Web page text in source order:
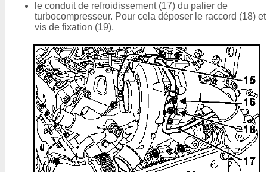
le conduit de refroidissement (17) du palier de
turbocompresseur. Pour cela déposer le raccord (18)
vis de fixation (19),